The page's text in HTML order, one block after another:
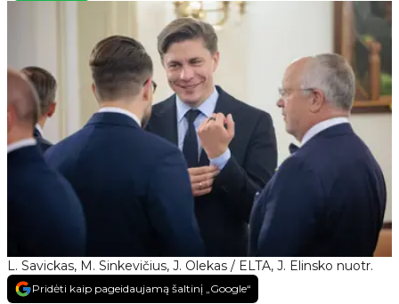
L. Savickas, M. Sinkevičius, J. Olekas / ELTA, J. Elinsko nuotr.
Pridėti kaip pageidaujamą šaltinį „Google“